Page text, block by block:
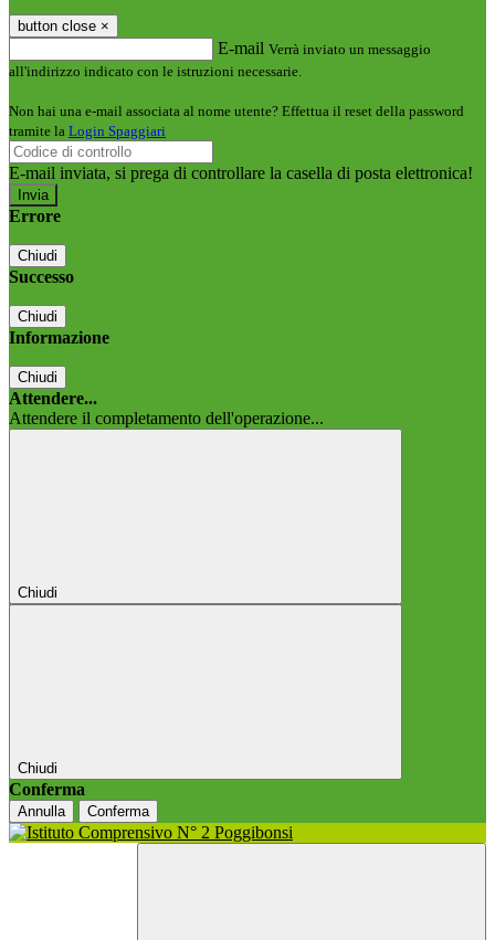
button close ×
E-mail Verrà inviato un messaggio
all'indirizzo indicato con le istruzioni necessarie.
Non hai una e-mail associata al nome utente? Effettua il reset della password
tramite la Login Spaggiari
E-mail inviata, si prega di controllare la casella di posta elettronica!
Errore
Chiudi
Successo
Chiudi
Informazione
Chiudi
Attendere...
Attendere il completamento dell'operazione...
Chiudi
Chiudi
Conferma
Annulla Conferma